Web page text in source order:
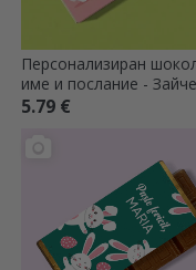
Персонализиран
име и послание -
5.79 €